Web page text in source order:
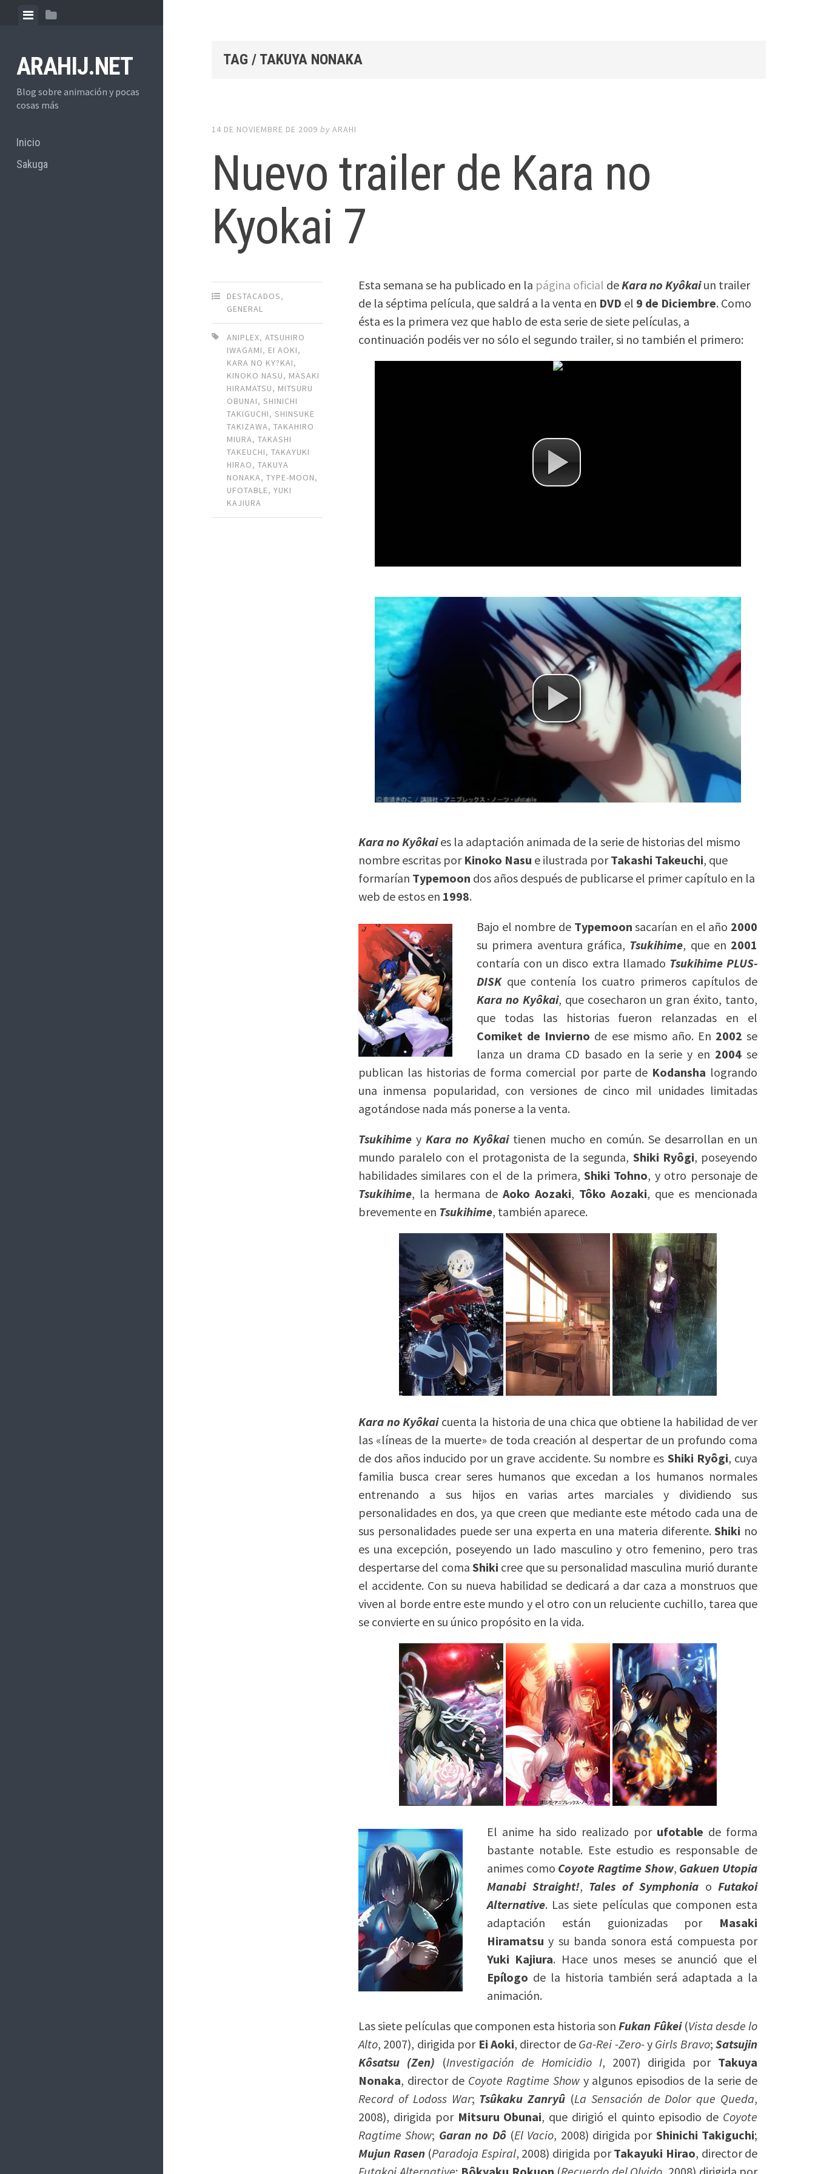
ViewView
ARAHIJ.NET
Blog sobre animación y pocas
cosas más
Inicio
Sakuga
TAG / TAKUYA NONAKA
14 DE NOVIEMBRE DE 2009 byARAHI
Nuevo trailer de Kara no
Kyokai 7
DESTACADOS,
GENERAL
ANIPLEX,ATSUHIRO
IWAGAMI, EI AOKI,
KARA NO KY?KAI,
KINOKO NASU, MASAKI
HIRAMATSU, MITSURU
OBUNAI,SHINICHI
TAKIGUCHI,SHINSUKE
TAKIZAWA,TAKAHIRO
MIURA,TAKASHI
TAKEUCHI,TAKAYUKI
HIRAO,TAKUYA
NONAKA,TYPE-MOON,
UFOTABLE,YUKI
KAJIURA
Esta semana se ha publicado en la página oficial deKara no Kyôkaiun trailer
de la séptima película, que saldrá a la venta en DVD el 9 de Diciembre. Como
ésta es la primera vez que hablo de esta serie de siete películas, a
continuación podéis ver no sólo el segundo trailer, si no también el primero:
Kara no Kyôkaies la adaptación animada de la serie de historias del mismo
nombre escritas por Kinoko Nasu e ilustrada porTakashi Takeuchi, que
formarían Typemoon dos años después de publicarse el primer capítulo en la
web de estos en 1998.
Bajo el nombre de Typemoon sacarían en el año 2000
su primera aventura gráfica, Tsukihime, que en 2001
contaría con un disco extra llamado Tsukihime PLUS-
DISKque contenía los cuatro primeros capítulos de
Kara no Kyôkai, que cosecharon un gran éxito, tanto,
que todas las historias fueron relanzadas en el
Comiket de Invierno de ese mismo año. En 2002 se
lanza un drama CD basado en la serie y en 2004 se
publican las historias de forma comercial por parte de Kodansha logrando
una inmensa popularidad, con versiones de cinco mil unidades limitadas
agotándose nada más ponerse a la venta.
Tsukihime yKara no Kyôkaitienen mucho en común. Se desarrollan en un
mundo paralelo con el protagonista de la segunda, Shiki Ryôgi, poseyendo
habilidades similares con el de la primera, Shiki Tohno, y otro personaje de
Tsukihime, la hermana deAoko Aozaki, Tôko Aozaki, que es mencionada
brevemente en Tsukihime, también aparece.
Kara no Kyôkaicuenta la historia de una chica que obtiene la habilidad de ver
las «líneas de la muerte» de toda creación al despertar de un profundo coma
de dos años inducido por un grave accidente. Su nombre es Shiki Ryôgi, cuya
familia busca crear seres humanos que excedan a los humanos normales
entrenando a sus hijos en varias artes marciales y dividiendo sus
personalidades en dos, ya que creen que mediante este método cada una de
sus personalidades puede ser una experta en una materia diferente.Shiki no
es una excepción, poseyendo un lado masculino y otro femenino, pero tras
despertarse del coma Shiki cree que su personalidad masculina murió durante
el accidente. Con su nueva habilidad se dedicará a dar caza a monstruos que
viven al borde entre este mundo y el otro con un reluciente cuchillo, tarea que
se convierte en su único propósito en la vida.
El anime ha sido realizado por ufotable de forma
bastante notable. Este estudio es responsable de
animes como Coyote Ragtime Show, Gakuen Utopia
Manabi Straight!, Tales of Symphonia oFutakoi
Alternative. Las siete películas que componen esta
adaptación están guionizadas por Masaki
Hiramatsu y su banda sonora está compuesta por
Yuki Kajiura. Hace unos meses se anunció que el
Epílogo de la historia también será adaptada a la
animación.
Las siete películas que componen esta historia sonFukan Fûkei(Vista desde lo
Alto, 2007), dirigida por Ei Aoki, director de Ga-Rei -Zero-y Girls Bravo;Satsujin
Kôsatsu (Zen) (Investigación de Homicidio I, 2007) dirigida por Takuya
Nonaka, director de Coyote Ragtime Showy algunos episodios de la serie de
Record of Lodoss War; Tsûkaku Zanryû (La Sensación de Dolor que Queda,
2008), dirigida por Mitsuru Obunai, que dirigió el quinto episodio de Coyote
Ragtime Show; Garan no Dô(El Vacio, 2008) dirigida por Shinichi Takiguchi;
Mujun Rasen(Paradoja Espiral, 2008) dirigida porTakayuki Hirao, director de